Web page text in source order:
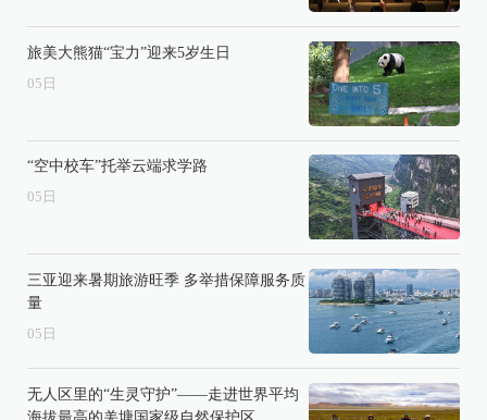
旅美大熊猫“宝力”迎来5岁生日
05 日
“空中校车”托举云端求学路
05 日
三亚迎来暑期旅游旺季 多举措保障服务质
量
05 日
无人区里的“生灵守护”——走进世界平均
海拔最高的羌塘国家级自然保护区